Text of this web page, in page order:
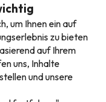
um Ihnen ein auf
zu bieten
auf Ihrem
uns, Inhalte
und unsere